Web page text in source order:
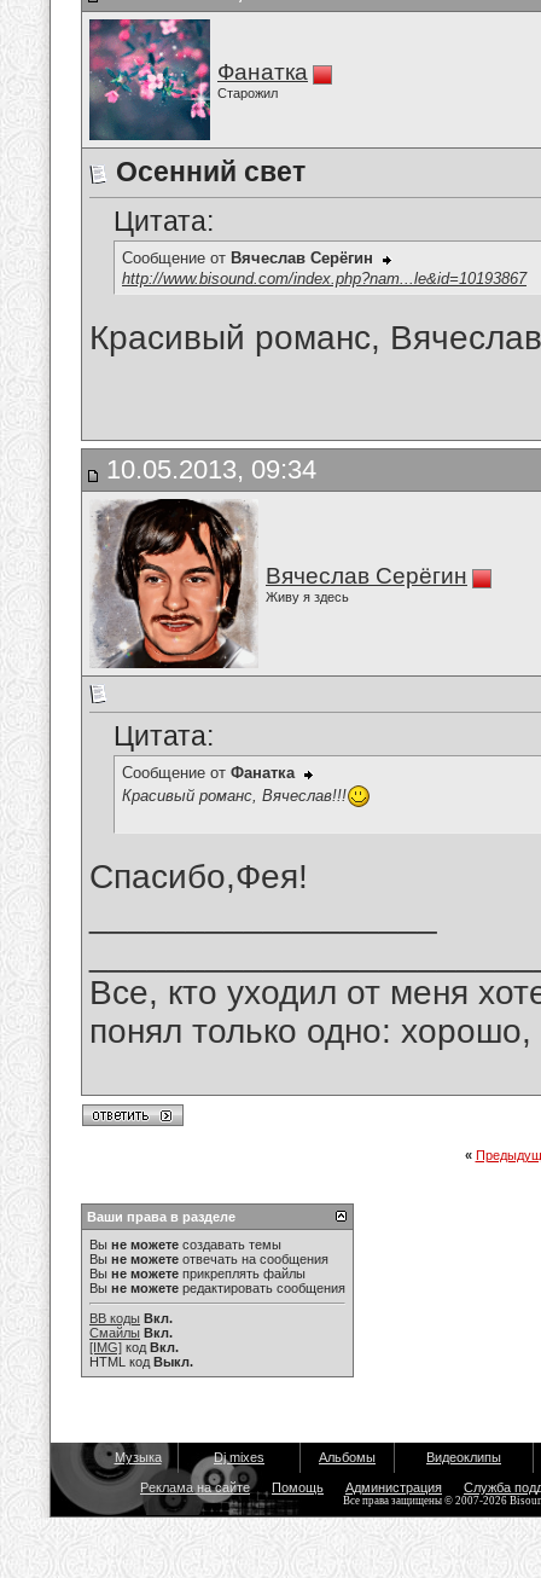
Фанатка
Старожил
Осенний свет
Цитата:
Сообщение от Вячеслав Серёгин
http://www.bisound.com/index.php?nam...le&id=10193867
Красивый романс,
10.05.2013, 09:34
Вячеслав Серёгин
Живу я здесь
Цитата:
Сообщение от Фанатка
Красивый романс, Вячеслав!!!
Спасибо,Фея!
Все, кто уходил от меня
понял только одно:
«
Ваши права в разделе
Вы не можете создавать темы
Вы не можете отвечать на сообщения
Вы не можете прикреплять файлы
Вы не можете редактировать сообщения
BB коды Вкл.
Смайлы Вкл.
[IMG] код Вкл.
HTML код Выкл.
Музыка Dj mixes Альбомы Видеоклипы
Реклама на сайте Помощь Администрация Служба
Все права защищены © 2007-2026